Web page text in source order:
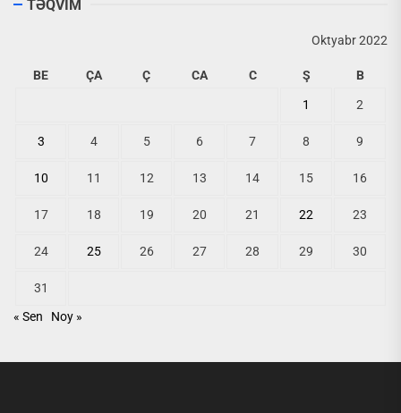
TƏQVİM
Oktyabr 2022
BE ÇA Ç CA C Ş B
1 2
3 4 5 6 7 8 9
10 11 12 13 14 15 16
17 18 19 20 21 22 23
24 25 26 27 28 29 30
31
« Sen
Noy »